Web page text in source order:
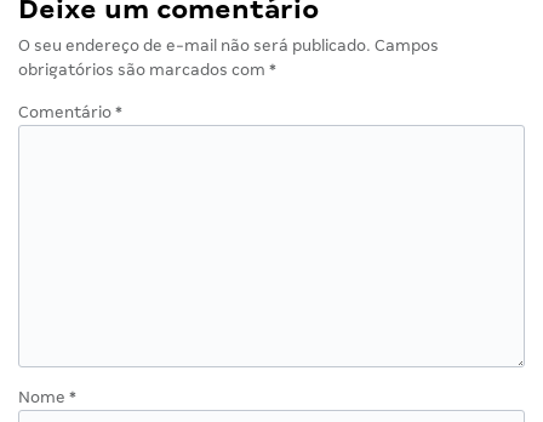
Deixe um comentário
O seu endereço de e-mail não será publicado. Campos
obrigatórios são marcados com *
Comentário *
Nome *